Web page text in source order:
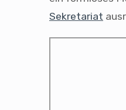
Sekretariat